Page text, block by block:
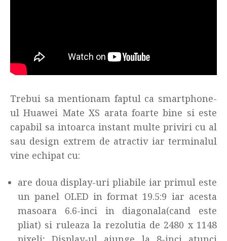
Trebui sa mentionam faptul ca smartphone-
ul Huawei Mate XS arata foarte bine si este
capabil sa intoarca instant multe priviri cu al
sau design extrem de atractiv iar terminalul
vine echipat cu:
are doua display-uri pliabile iar primul este
un panel OLED in format 19.5:9 iar acesta
masoara 6.6-inci in diagonala(cand este
pliat) si ruleaza la rezolutia de 2480 x 1148